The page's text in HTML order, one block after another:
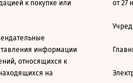
к покупке или
информации
относящихся к
на
от 27